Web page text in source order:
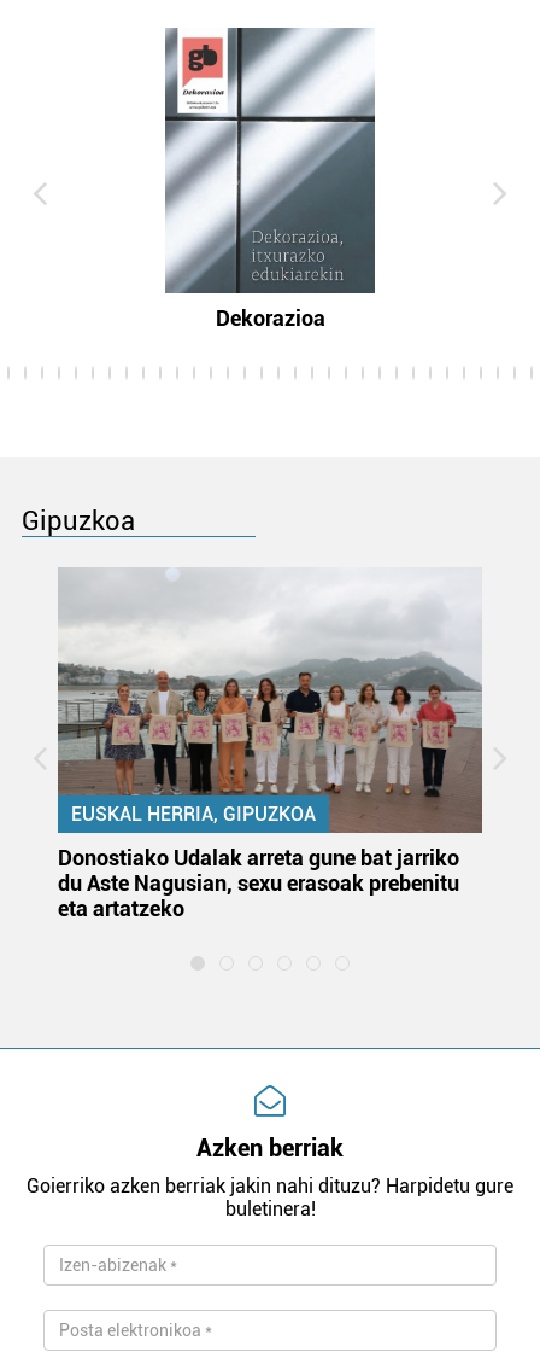
Dekorazioa
Gipuzkoa
EUSKAL HERRIA, GIPUZKOA
Donostiako Udalak arreta gune bat jarriko
du Aste Nagusian, sexu erasoak prebenitu
eta artatzeko
Azken berriak
Goierriko azken berriak jakin nahi dituzu? Harpidetu gure
buletinera!